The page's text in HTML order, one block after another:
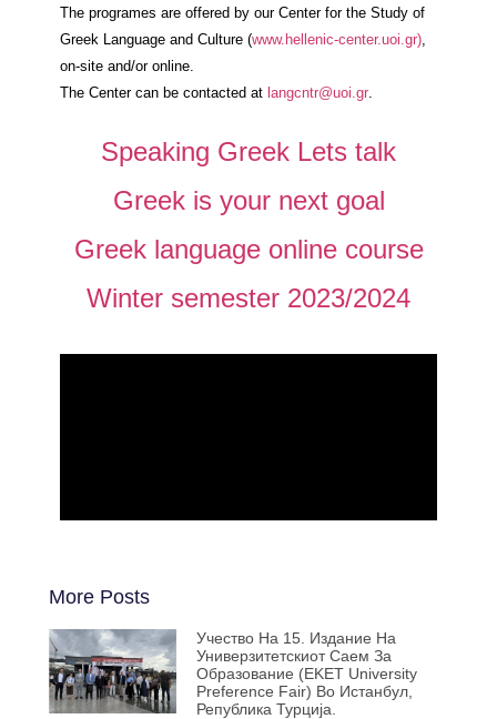
The programes are offered by our Center for the Study of
Greek Language and Culture (www.hellenic-center.uoi.gr)
on-site and/or online.
The Center can be contacted at langcntr@uoi.gr
Speaking Greek Lets talk
Greek is your next goal
Greek language online course
Winter semester 2023/2024
More Posts
Учество На 15. Издание На
Универзитетскиот Саем За
Образование (EKET University
Preference Fair) Во Истанбул,
Република Турција.